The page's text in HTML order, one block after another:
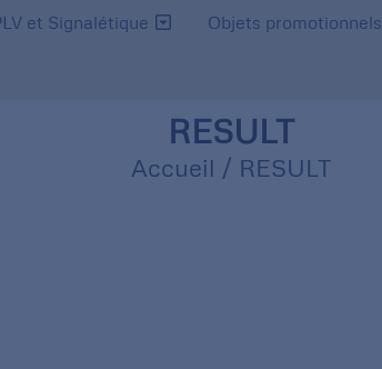
et Signalétique Objets promotionnels
RESULT
Accueil / RESULT